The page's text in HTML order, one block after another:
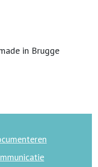
in Brugge